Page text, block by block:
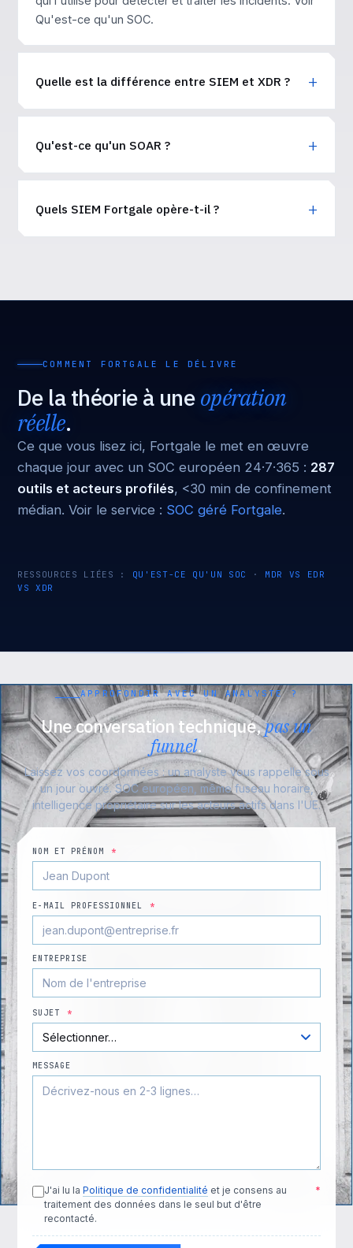
Qu'est-ce qu'un SOC.
Quelle est la différence entre SIEM et XDR ?
Qu'est-ce qu'un SOAR ?
Quels SIEM Fortgale opère-t-il ?
COMMENT FORTGALE LE DÉLIVRE
De la théorie à uneopération
réelle.
Ce que vous lisez ici, Fortgale le met en œuvre
chaque jour avec un SOC européen 24·7·365 : 287
outils et acteurs profilés, <30 min de confinement
médian. Voir le service : SOC géré Fortgale.
RESSOURCES LIÉES : QU'EST-CE QU'UN SOC · MDR VS EDR
VS XDR
APPROFONDIR AVEC UN ANALYSTE ?
Une conversation technique,pas un
funnel.
Laissez vos coordonnées : un analyste vous rappelle sous
un jour ouvré. SOC européen, même fuseau horaire,
intelligence propriétaire sur les acteurs actifs dans l'UE.
NOM ET PRÉNOM *
E-MAIL PROFESSIONNEL *
ENTREPRISE
SUJET *
MESSAGE
J'ai lu la Politique de confidentialité et je consens au
traitement des données dans le seul but d'être
recontacté.
*